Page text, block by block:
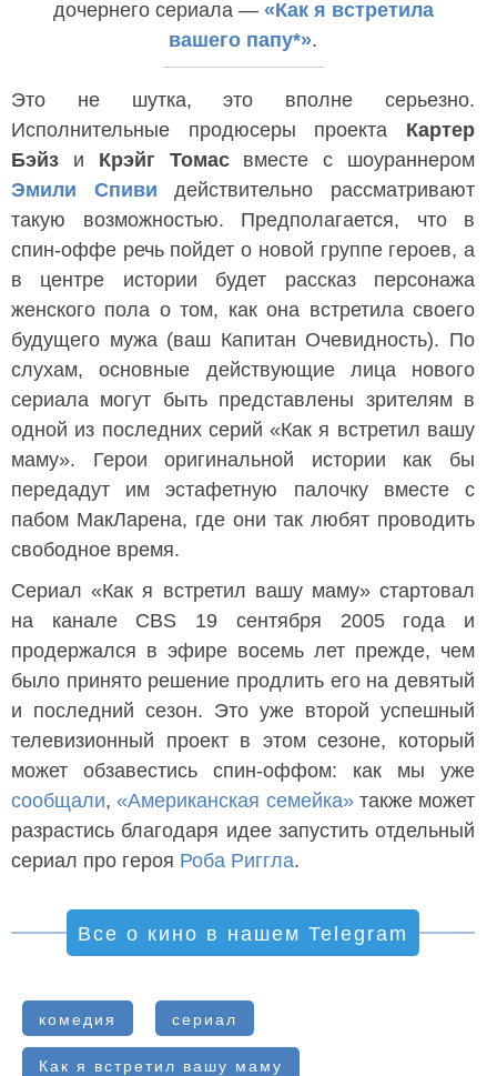
дочернего сериала — «Как я встретила
вашего папу*».
Это не шутка, это вполне серьезно.
Исполнительные продюсеры проекта Картер
Бэйз и Крэйг Томасвместе с шоураннером
Эмили Спиви действительно рассматривают
такую возможностью. Предполагается, что в
спин-оффе речь пойдет о новой группе героев, а
в центре истории будет рассказ персонажа
женского пола о том, как она встретила своего
будущего мужа (ваш Капитан Очевидность). По
слухам, основные действующие лица нового
сериала могут быть представлены зрителям в
одной из последних серий «Как я встретил вашу
маму». Герои оригинальной истории как бы
передадут им эстафетную палочку вместе с
пабом МакЛарена, где они так любят проводить
свободное время.
Сериал «Как я встретил вашу маму» стартовал
на канале CBS 19 сентября 2005 года и
продержался в эфире восемь лет прежде, чем
было принято решение продлить его на девятый
и последний сезон. Это уже второй успешный
телевизионный проект в этом сезоне, который
может обзавестись спин-оффом: как мы уже
сообщали,«Американская семейка»также может
разрастись благодаря идее запустить отдельный
сериал про героя Роба Риггла.
Все о кино в нашем Telegram
комедия сериал
Как я встретил вашу маму